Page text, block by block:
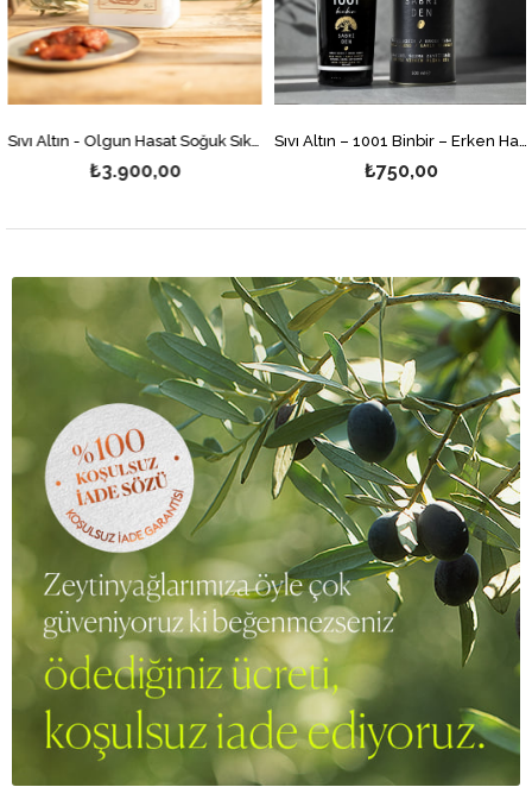
Sıvı Altın - Olgun Hasat Soğuk Sıkım Natürel Sızma Zeytinyağı 5 Litre Sıvı Altın – 1001 Binbir – Erken Hasat Soğuk Sıkım Naturel Sızma Zeytinyağı 500ml